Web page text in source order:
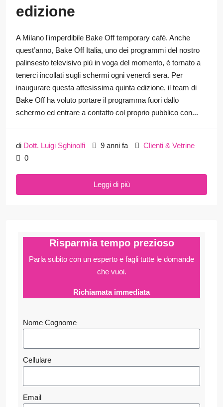
edizione
A Milano l'imperdibile Bake Off temporary cafè. Anche
quest’anno, Bake Off Italia, uno dei programmi del nostro
palinsesto televisivo più in voga del momento, è tornato a
tenerci incollati sugli schermi ogni venerdì sera. Per
inaugurare questa attesissima quinta edizione, il team di
Bake Off ha voluto portare il programma fuori dallo
schermo ed entrare a contatto col proprio pubblico con...
di Dott. Luigi Sghinolfi 9 anni fa
Clienti & Vetrine
0
Leggi di più
Risparmia tempo prezioso
Parla subito con un esperto e fagli tutte le domande
che vuoi.
Richiamata immediata
Nome Cognome
Cellulare
Email